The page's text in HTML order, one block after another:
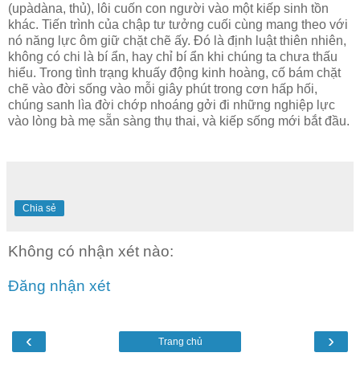
(upàdàna, thủ), lôi cuốn con người vào một kiếp sinh tồn
khác. Tiến trình của chập tư tưởng cuối cùng mang theo với
nó năng lực ôm giữ chặt chẽ ấy. Ðó là định luật thiên nhiên,
không có chi là bí ẩn, hay chỉ bí ẩn khi chúng ta chưa thấu
hiểu. Trong tình trạng khuấy động kinh hoàng, cố bám chặt
chẽ vào đời sống vào mỗi giây phút trong cơn hấp hối,
chúng sanh lìa đời chớp nhoáng gởi đi những nghiệp lực
vào lòng bà mẹ sẵn sàng thụ thai, và kiếp sống mới bắt đầu.
Chia sẻ
Không có nhận xét nào:
Đăng nhận xét
‹ ›
Trang chủ